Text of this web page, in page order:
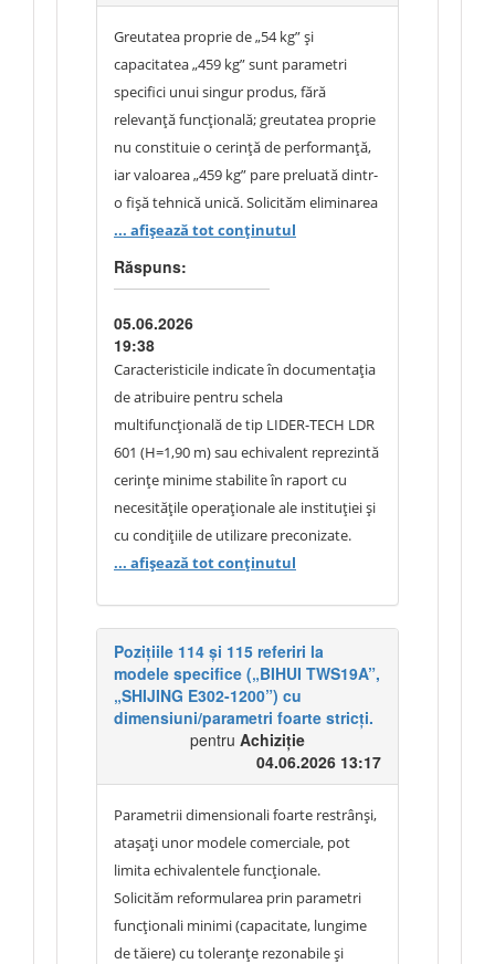
Greutatea proprie de „54 kg” și
capacitatea „459 kg” sunt parametri
specifici unui singur produs, fără
relevanță funcțională; greutatea proprie
nu constituie o cerință de performanță,
iar valoarea „459 kg” pare preluată dintr-
o fișă tehnică unică. Solicităm eliminarea
greutății proprii ca cerință și
reformularea capacității și dimensiunilor
în limite funcționale rezonabile, cu
... afișează tot conținutul
Răspuns:
05.06.2026
19:38
Caracteristicile indicate în documentația
de atribuire pentru schela
multifuncțională de tip LIDER-TECH LDR
601 (H=1,90 m) sau echivalent reprezintă
cerințe minime stabilite în raport cu
necesitățile operaționale ale instituției și
cu condițiile de utilizare preconizate.
Dimensiunile, greutatea proprie și
robustețe, stabilitate și siguranță
necesar în exploatare. Greutatea proprie
a produsului constituie un indicator
relevant pentru stabilitatea și rezistența
structurii, în special în cazul utilizării
repetate în condiții de șantier și
întreținere, motiv pentru care aceasta a
fost inclusă în specificație cu o toleranță
admisă de ±10%. Totodată,
documentația prevede în mod expres
mențiunea „sau echivalent”, ceea ce
permite ofertarea oricărei schele
... afișează tot conținutul
Pozițiile 114 și 115 referiri la
modele specifice („BIHUI TWS19A”,
„SHIJING E302-1200”) cu
dimensiuni/parametri foarte stricți.
pentru Achiziție
04.06.2026 13:17
Parametrii dimensionali foarte restrânși,
atașați unor modele comerciale, pot
limita echivalentele funcționale.
Solicităm reformularea prin parametri
funcționali minimi (capacitate, lungime
de tăiere) cu toleranțe rezonabile și